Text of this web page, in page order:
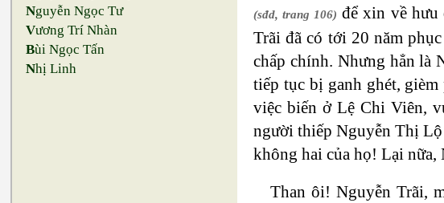
Nguyễn Ngọc Tư
Vương Trí Nhàn
Bùi Ngọc Tấn
Nhị Linh
(sđd, trang 106) để xin về hưu
Trãi đã có tới 20 năm
chấp chính. Nhưng hẳn là
tiếp tục bị ganh ghét,
việc biến ở Lệ Chi Viên,
người thiếp Nguyễn Thị Lộ
không hai của họ! Lại nữa,
Than ôi! Nguyễn Trãi,